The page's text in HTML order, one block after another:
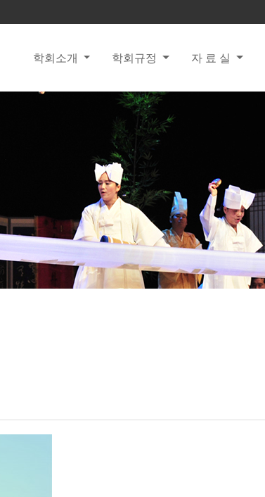
학회소개 학회규정 자 료 실